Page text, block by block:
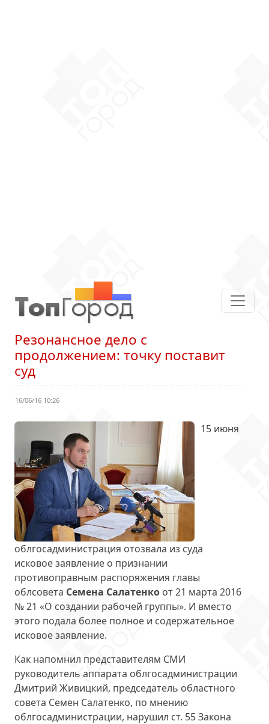
Резонансное дело с
продолжением: точку поставит
суд
16/06/16 10:26
15 июня
облгосадминистрация отозвала из суда
исковое заявление о признании
противоправным распоряжения главы
облсовета Семена Салатенко от 21 марта 2016
№ 21 «О создании рабочей группы». И вместо
этого подала более полное и содержательное
исковое заявление.
Как напомнил представителям СМИ
руководитель аппарата облгосадминистрации
Дмитрий Живицкий, председатель областного
совета Семен Салатенко, по мнению
облгосадминистрации, нарушил ст. 55 Закона